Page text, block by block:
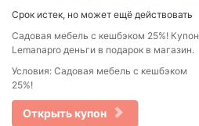
Срок истек, но может ещё действовать
Садовая мебель с кешбэком 25%! Купон
Lemanapro деньги в подарок в магазин.
Условия: Садовая мебель с кешбэком
25%!
Открыть купон